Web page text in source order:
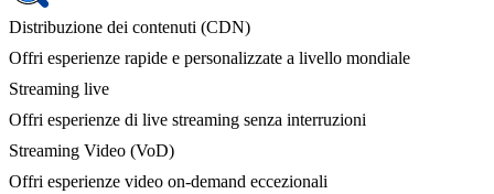
Distribuzione dei contenuti (CDN)
Offri esperienze rapide e personalizzate a livello mondiale
Streaming live
Offri esperienze di live streaming senza interruzioni
Streaming Video (VoD)
Offri esperienze video on-demand eccezionali